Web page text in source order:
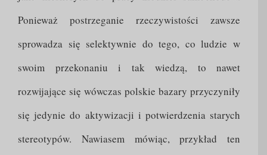
Ponieważ postrzeganie rzeczywistości zawsze
sprowadza się selektywnie do tego, co ludzie w
swoim przekonaniu i tak wiedzą, to nawet
rozwijające się wówczas polskie bazary przyczyniły
się jedynie do aktywizacji i potwierdzenia starych
stereotypów. Nawiasem mówiąc, przykład ten